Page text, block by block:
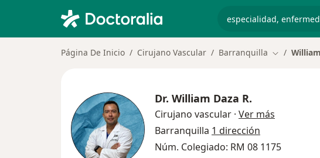
Página De Inicio Cirujano Vascular Barranquilla Cambiar
Dr. William Daza R.
Cirujano vascular · Ver más
Barranquilla 1 dirección
Núm. Colegiado: RM 08 1175